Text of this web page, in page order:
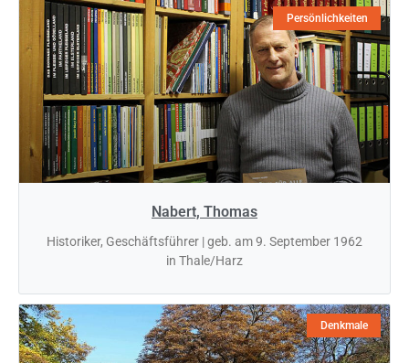
Persönlichkeiten
Nabert, Thomas
Historiker, Geschäftsführer | geb. am 9. September 1962
in Thale/Harz
Denkmale